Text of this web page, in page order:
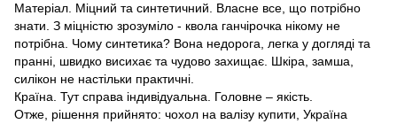
Матеріал. Міцний та синтетичний. Власне все, що потрібно
знати. З міцністю зрозуміло - квола ганчірочка нікому не
потрібна. Чому синтетика? Вона недорога, легка у догляді та
пранні, швидко висихає та чудово захищає. Шкіра, замша,
силікон не настільки практичні.
Країна. Тут справа індивідуальна. Головне – якість.
Отже, рішення прийнято: чохол на валізу купити, Україна